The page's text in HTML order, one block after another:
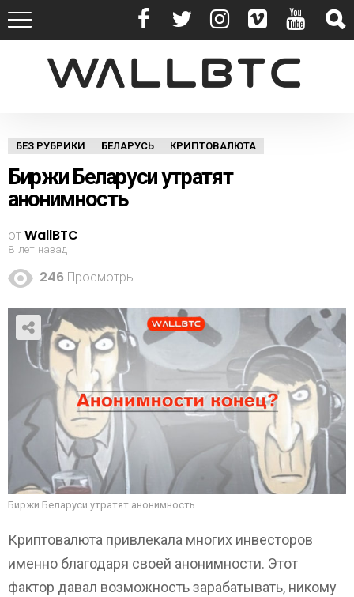
БЕЗ РУБРИКИ БЕЛАРУСЬ КРИПТОВАЛЮТА
Биржи Беларуси утратят
анонимность
отWallBTC
8 лет назад
246 Просмотры
Биржи Беларуси утратят анонимность
Криптовалюта привлекала многих инвесторов
именно благодаря своей анонимности. Этот
фактор давал возможность зарабатывать, никому